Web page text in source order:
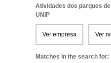
Atividades dos parques
UNIP
Ver empresa Ver
Matches in the search for: